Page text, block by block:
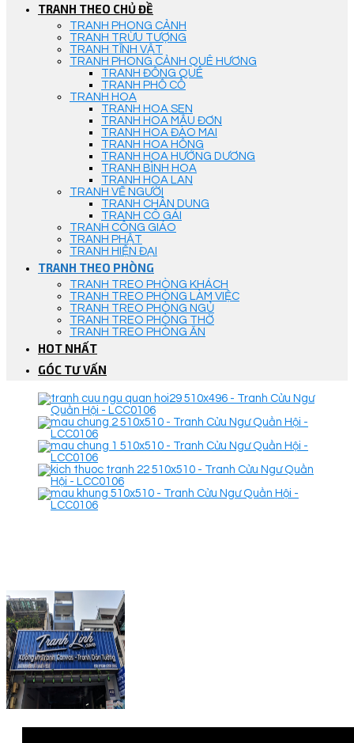
TRANH THEO CHỦ ĐỀ
TRANH PHONG CẢNH
TRANH TRỪU TƯỢNG
TRANH TĨNH VẬT
TRANH PHONG CẢNH QUÊ HƯƠNG
TRANH ĐỒNG QUÊ
TRANH PHỐ CỔ
TRANH HOA
TRANH HOA SEN
TRANH HOA MẪU ĐƠN
TRANH HOA ĐÀO MAI
TRANH HOA HỒNG
TRANH HOA HƯỚNG DƯƠNG
TRANH BÌNH HOA
TRANH HOA LAN
TRANH VẼ NGƯỜI
TRANH CHÂN DUNG
TRANH CÔ GÁI
TRANH CÔNG GIÁO
TRANH PHẬT
TRANH HIỆN ĐẠI
TRANH THEO PHÒNG
TRANH TREO PHÒNG KHÁCH
TRANH TREO PHÒNG LÀM VIỆC
TRANH TREO PHÒNG NGỦ
TRANH TREO PHÒNG THỜ
TRANH TREO PHÒNG ĂN
HOT NHẤT
GÓC TƯ VẤN